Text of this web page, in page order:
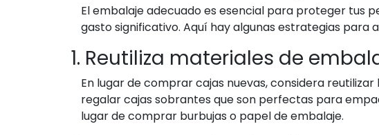
El embalaje adecuado es esencial para proteger tus
gasto significativo. Aquí hay algunas estrategias para
1. Reutiliza materiales de
En lugar de comprar cajas nuevas, considera
regalar cajas sobrantes que son perfectas para
lugar de comprar burbujas o papel de embalaje.